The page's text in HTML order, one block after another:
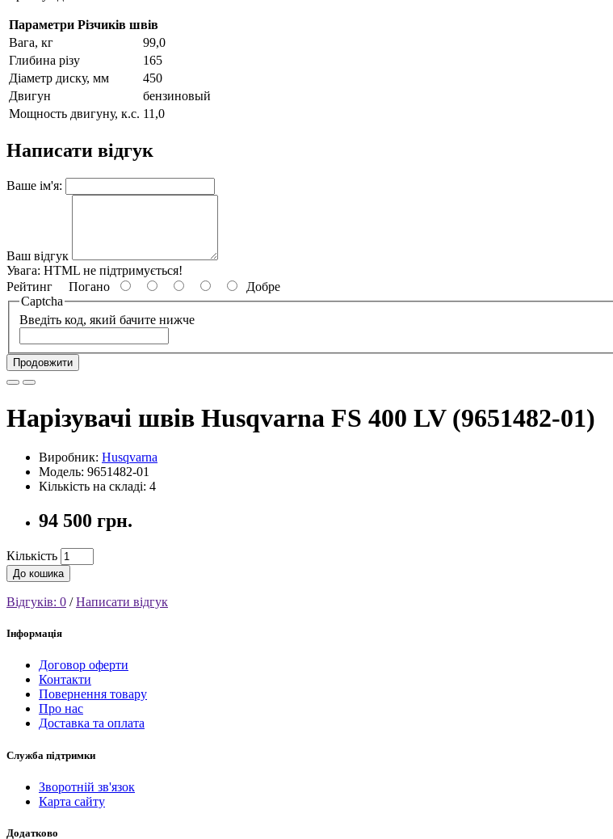
Параметри Різчиків швів
Вага, кг
99,0
Глибина різу
165
Діаметр диску, мм
450
Двигун
бензиновый
Мощность двигуну, к.с. 11,0
Написати відгук
Ваше ім'я:
Ваш відгук
Увага: HTML не підтримується!
Рейтинг Погано
Добре
Captcha
Введіть код, який бачите нижче
Продовжити
Нарізувачі швів Husqvarna FS 400 LV (9651482-01)
Виробник: Husqvarna
Модель: 9651482-01
Кількість на складі: 4
94 500 грн.
Кількість
До кошика
Відгуків: 0 /Написати відгук
Інформація
Договор оферти
Контакти
Повернення товару
Про нас
Доставка та оплата
Служба підтримки
Зворотній зв'язок
Карта сайту
Додатково